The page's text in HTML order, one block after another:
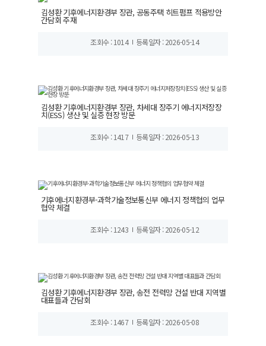
김성환 기후에너지환경부 장관, 공동주택 히트펌프 적용방안
간담회 주재
조회수 : 1014 등록일자 : 2026-05-14
김성환 기후에너지환경부 장관, 차세대 장주기 에너지저장장
치(ESS) 생산 및 실증 현장 방문
조회수 : 1417 등록일자 : 2026-05-13
기후에너지환경부-과학기술정보통신부 에너지 정책협의 업무
협약 체결
조회수 : 1243 등록일자 : 2026-05-12
김성환 기후에너지환경부 장관, 송전 전력망 건설 반대 지역별
대표들과 간담회
조회수 : 1467 등록일자 : 2026-05-08